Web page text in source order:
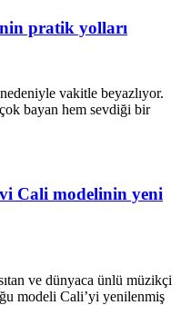
pratik yolları
vakitle beyazlıyor.
bayan hem sevdiği bir
Cali modelinin yeni
ve dünyaca ünlü müzikçi
modeli Cali’yi yenilenmiş